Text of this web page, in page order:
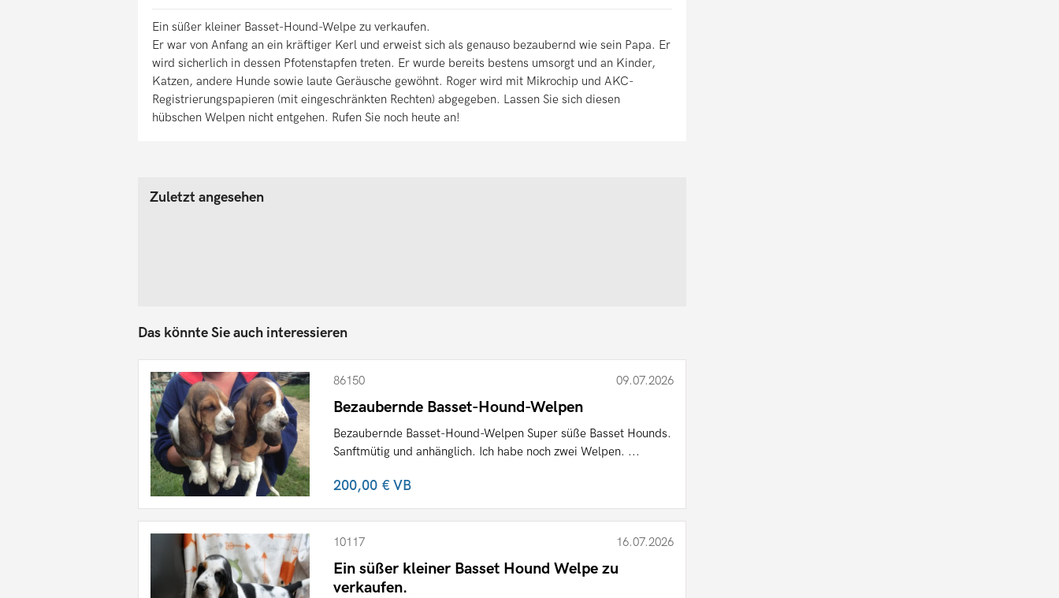
Ein süßer kleiner Basset-Hound-Welpe zu verkaufen.
Er war von Anfang an ein kräftiger Kerl und erweist sich als genauso bezaubernd wie sein Papa. Er
wird sicherlich in dessen Pfotenstapfen treten. Er wurde bereits bestens umsorgt und an Kinder,
Katzen, andere Hunde sowie laute Geräusche gewöhnt. Roger wird mit Mikrochip und AKC-
Registrierungspapieren (mit eingeschränkten Rechten) abgegeben. Lassen Sie sich diesen
hübschen Welpen nicht entgehen. Rufen Sie noch heute an!
Zuletzt angesehen
Das könnte Sie auch interessieren
86150 09.07.2026
Bezaubernde Basset-Hound-Welpen
Bezaubernde Basset-Hound-Welpen Super süße Basset Hounds.
Sanftmütig und anhänglich. Ich habe noch zwei Welpen. ...
200,00 €VB
10117 16.07.2026
Ein süßer kleiner Basset Hound Welpe zu
verkaufen.